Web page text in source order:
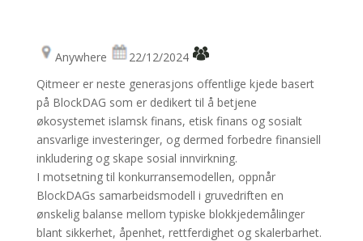
Anywhere
22/12/2024
Qitmeer er neste generasjons offentlige kjede basert
på BlockDAG som er dedikert til å betjene
økosystemet islamsk finans, etisk finans og sosialt
ansvarlige investeringer, og dermed forbedre finansiell
inkludering og skape sosial innvirkning.
I motsetning til konkurransemodellen, oppnår
BlockDAGs samarbeidsmodell i gruvedriften en
ønskelig balanse mellom typiske blokkjedemålinger
blant sikkerhet, åpenhet, rettferdighet og skalerbarhet.